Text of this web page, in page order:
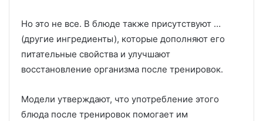
Но это не все. В блюде также присутствуют …
(другие ингредиенты), которые дополняют его
питательные свойства и улучшают
восстановление организма после тренировок.
Модели утверждают, что употребление этого
блюда после тренировок помогает им